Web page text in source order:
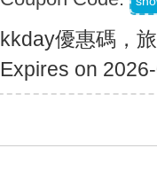
kkday優惠碼，
Expires on